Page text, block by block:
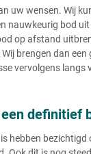
Huis
Huis
Huis
Huis
Huis
voorbehoud
uw wensen. Wij
nauwkeurig bod
op afstand
brengen dan een
vervolgens langs
definitief
hebben